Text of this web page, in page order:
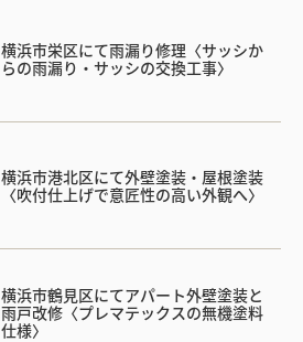
横浜市栄区にて雨漏り修理〈サッシか
らの雨漏り・サッシの交換工事〉
横浜市港北区にて外壁塗装・屋根塗装
〈吹付仕上げで意匠性の高い外観へ〉
横浜市鶴見区にてアパート外壁塗装と
雨戸改修〈プレマテックスの無機塗料
仕様〉